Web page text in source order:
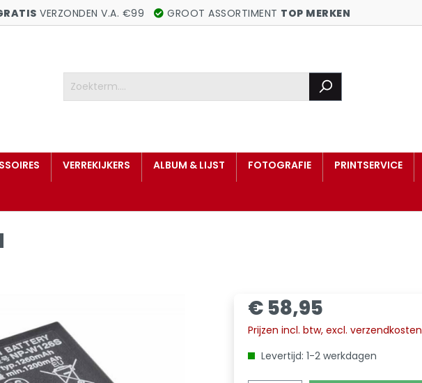
VERZONDEN V.A. €99 GROOT ASSORTIMENT TOP MERKEN
VERREKIJKERS ALBUM & LIJST FOTOGRAFIE PRINTSERVICE
€ 58,95
Prijzen incl. btw, excl. verzendkosten
Levertijd: 1-2 werkdagen